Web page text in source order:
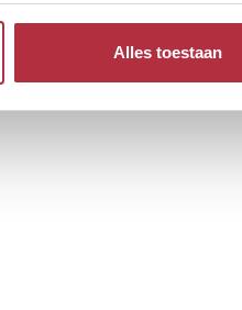
Alles toestaan